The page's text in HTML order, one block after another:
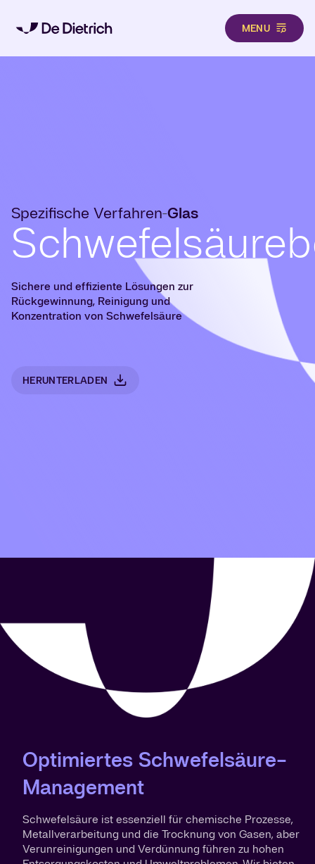
MENU
Spezifische Verfahren-Glas
Sichere und effiziente Lösungen zur
Rückgewinnung, Reinigung und
Konzentration von Schwefelsäure
HERUNTERLADEN
Optimiertes Schwefelsäure-
Management
Schwefelsäure ist essenziell für chemische Prozesse,
Metallverarbeitung und die Trocknung von Gasen, aber
Verunreinigungen und Verdünnung führen zu hohen